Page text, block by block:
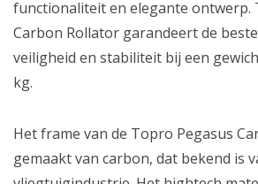
functionaliteit en elegante ontwerp.
Carbon Rollator garandeert de
veiligheid en stabiliteit bij een
kg.
Het frame van de Topro Pegasus
gemaakt van carbon, dat bekend is